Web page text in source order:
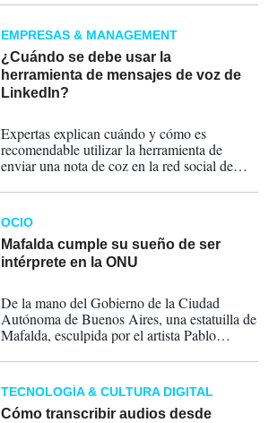
conflictos que afectan a diferentes partes del
mundo".
EMPRESAS & MANAGEMENT
¿Cuándo se debe usar la
herramienta de mensajes de voz de
LinkedIn?
Expertas explican cuándo y cómo es
recomendable utilizar la herramienta de
enviar una nota de coz en la red social de
OCIO
Mafalda cumple su sueño de ser
intérprete en la ONU
De la mano del Gobierno de la Ciudad
Autónoma de Buenos Aires, una estatuilla de
Mafalda, esculpida por el artista Pablo
algunos de los lugares más icónicos.
TECNOLOGÍA & CULTURA DIGITAL
Cómo transcribir audios desde